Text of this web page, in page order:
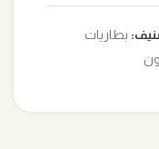
بطاريات